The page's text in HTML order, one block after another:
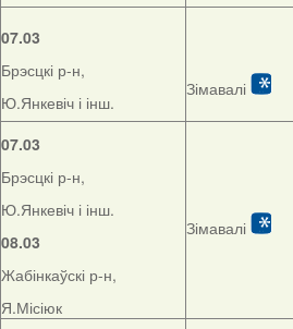
07.03
Брэсцкі р-н,
Ю.Янкевіч і інш.
Зімавалі
07.03
Брэсцкі р-н,
Ю.Янкевіч і інш.
08.03
Жабінкаўскі р-н,
Я.Місіюк
Зімавалі